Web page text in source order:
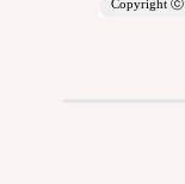
Copyright ⓒ